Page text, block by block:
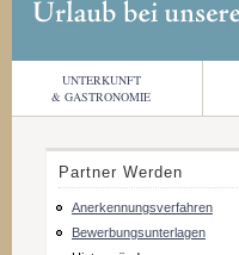
UNTERKUNFT
& GASTRONOMIE
Partner Werden
Anerkennungsverfahren
Bewerbungsunterlagen